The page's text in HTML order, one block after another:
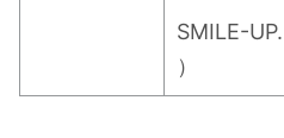
SMILE-
）